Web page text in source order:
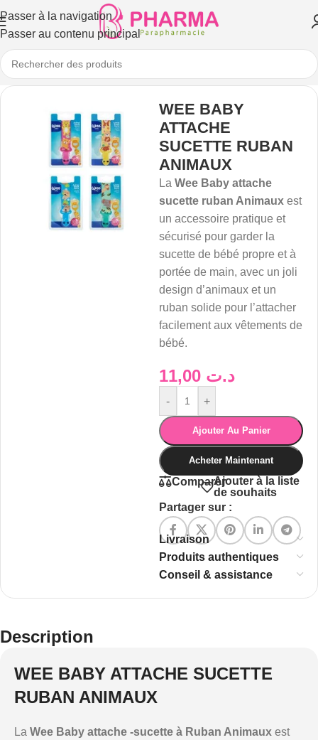
Passer à la navigation
Passer au contenu principal
WEE BABY
ATTACHE
SUCETTE RUBAN
ANIMAUX
La Wee Baby attache
sucette ruban Animaux est
un accessoire pratique et
sécurisé pour garder la
sucette de bébé propre et à
portée de main, avec un joli
design d’animaux et un
ruban solide pour l’attacher
facilement aux vêtements de
bébé.
د.ت
- +
Ajouter Au Panier
Acheter Maintenant
ComparerAjouter à la liste
de souhaits
Partager sur :
Livraison
Produits authentiques
Conseil & assistance
Description
WEE BABY ATTACHE SUCETTE
RUBAN ANIMAUX
La Wee Baby attache -sucette à Ruban Animaux est